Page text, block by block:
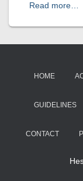
Read more…
HOME
GUIDELINES
CONTACT